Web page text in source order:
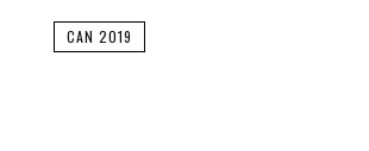
CAN 2019